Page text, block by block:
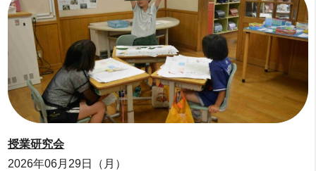
授業研究会
2026年06月29日（月）